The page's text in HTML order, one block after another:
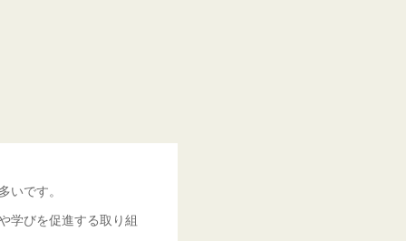
です。
学びを促進する取り組